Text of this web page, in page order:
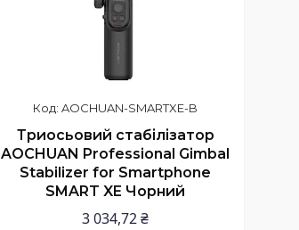
AOCHUAN-SMARTXE-B
Триосьовий стабілізатор
AOCHUAN Professional Gimbal
Stabilizer for Smartphone
SMART XE Чорний
3 034,72 ₴